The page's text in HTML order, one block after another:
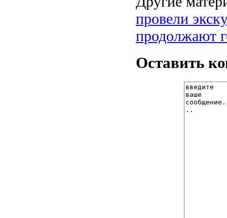
провели
продолжают
Оставить